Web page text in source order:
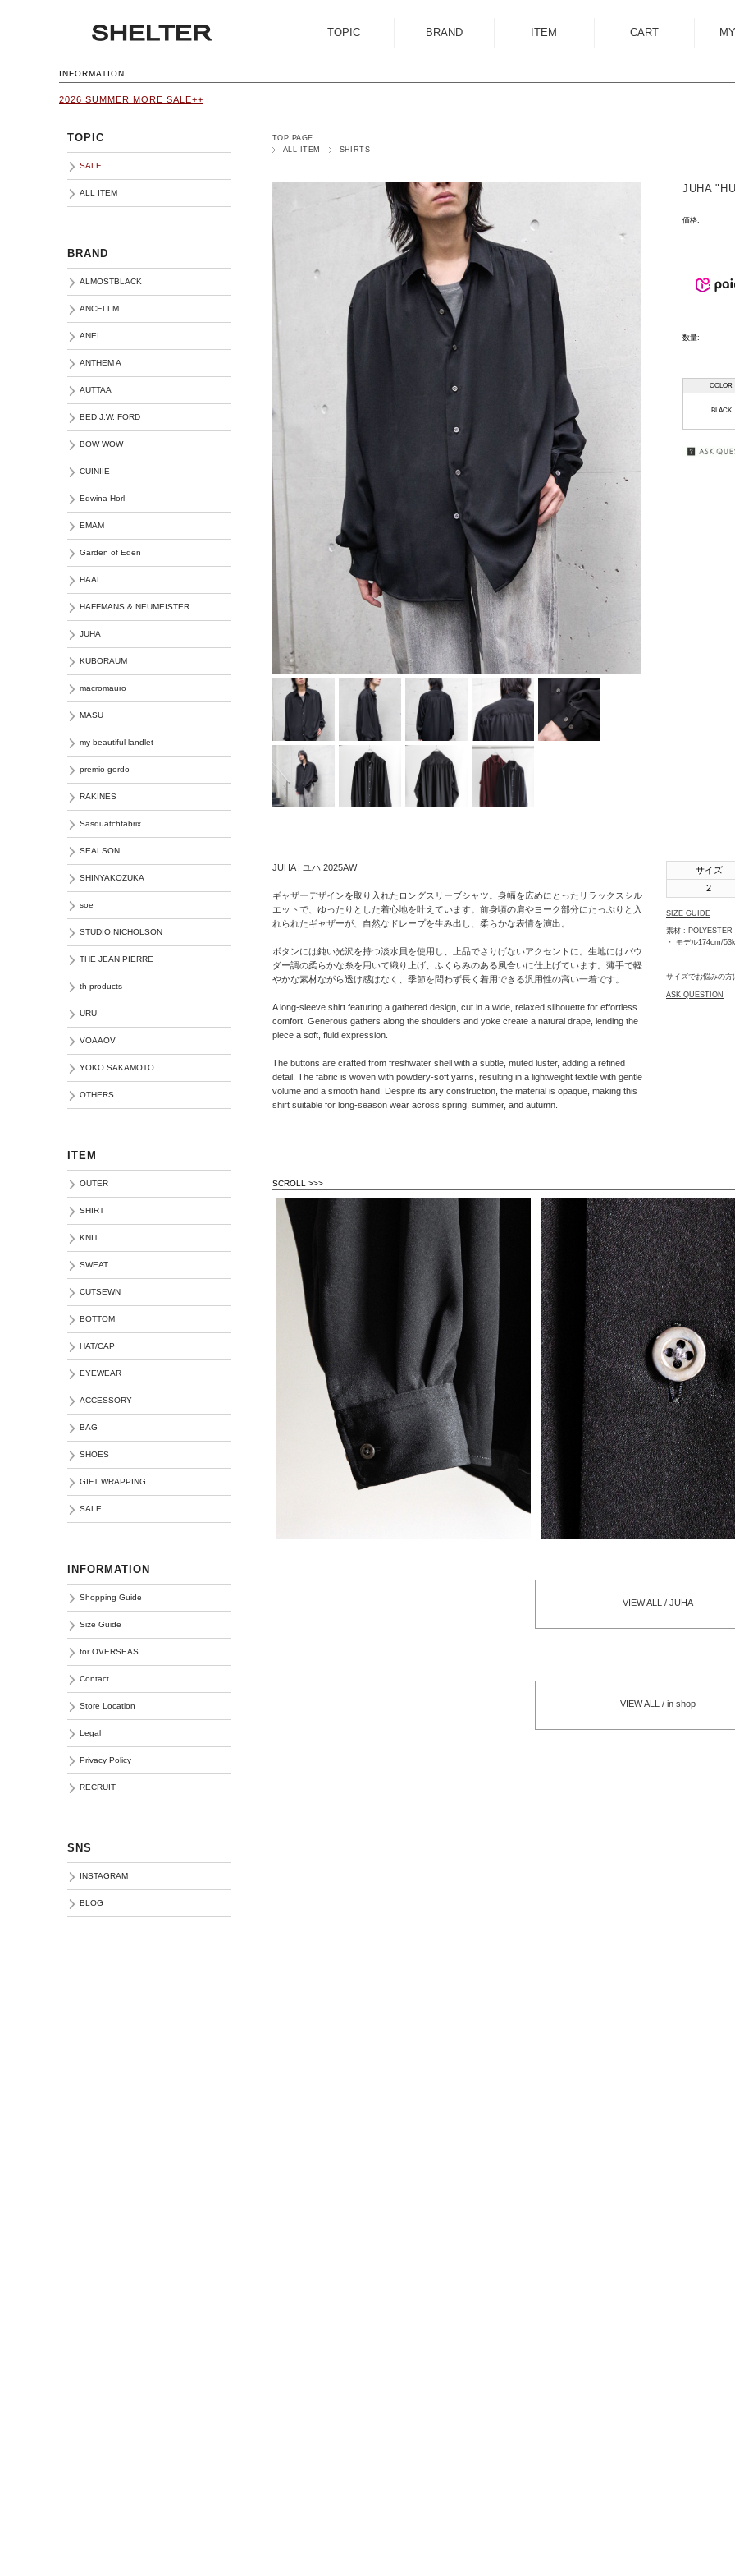
TOPIC BRAND
AUTTAA
BED J.W. FORD
BOW WOW
CUINIIE
Edwina Horl
HAFFMANS &
NEUMEISTER
KUBORAUM
macromauro
landlet
premio gordo
RAKINES
Sasquatchfabrix.
SEALSON
SHINYAKOZUKA
soe
STUDIO
th products
URU
VOAAOV
YOKO
OTHERS
ITEM
BOTTOM
HAT/CAP
EYEWEAR
ACCESSORY
WRAPPING
SALE
CART
INFORMATION
2026 SUMMER MORE SALE++
TOP PAGE
ALL ITEM
SHIRTS
JUHA
価格:
数量:
COLOR
BLACK
JUHA | ユハ 2025AW
ギャザーデザインを取り入れたロングスリーブシャツ。身幅を広めにとったリラックスシル
エットで、ゆったりとした着心地を叶えています。前身頃の肩やヨーク部分にたっぷりと入
れられたギャザーが、自然なドレープを生み出し、柔らかな表情を演出。
ボタンには鈍い光沢を持つ淡水貝を使用し、上品でさりげないアクセントに。生地にはパウ
ダー調の柔らかな糸を用いて織り上げ、ふくらみのある風合いに仕上げています。薄手で軽
やかな素材ながら透け感はなく、季節を問わず長く着用できる汎用性の高い一着です。
A long-sleeve shirt featuring a gathered design, cut in a wide, relaxed silhouette for effortless
comfort. Generous gathers along the shoulders and yoke create a natural drape, lending the
piece a soft, fluid expression.
The buttons are crafted from freshwater shell with a subtle, muted luster, adding a refined
detail. The fabric is woven with powdery-soft yarns, resulting in a lightweight textile with gentle
volume and a smooth hand. Despite its airy construction, the material is opaque, making this
shirt suitable for long-season wear across spring, summer, and autumn.
サイズ
2
SIZE GUIDE
素材 : POLYESTER
・ モデル174cm/
サイズでお悩みの
ASK QUESTION
SCROLL >>>
VIEW ALL / JUHA
VIEW ALL / in shop
TOPIC
SALE
ALL ITEM
BRAND
ALMOSTBLACK
ANCELLM
ANEI
ANTHEM A
AUTTAA
BED J.W. FORD
BOW WOW
CUINIIE
Edwina Horl
EMAM
Garden of Eden
HAAL
HAFFMANS & NEUMEISTER
JUHA
KUBORAUM
macromauro
MASU
my beautiful landlet
premio gordo
RAKINES
Sasquatchfabrix.
SEALSON
SHINYAKOZUKA
soe
STUDIO NICHOLSON
THE JEAN PIERRE
th products
URU
VOAAOV
YOKO SAKAMOTO
OTHERS
ITEM
OUTER
SHIRT
KNIT
SWEAT
CUTSEWN
BOTTOM
HAT/CAP
EYEWEAR
ACCESSORY
BAG
SHOES
GIFT WRAPPING
SALE
INFORMATION
Shopping Guide
Size Guide
for OVERSEAS
Contact
Store Location
Legal
Privacy Policy
RECRUIT
SNS
INSTAGRAM
BLOG